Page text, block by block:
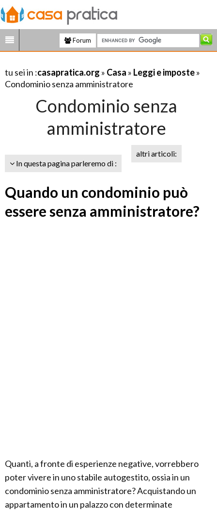
Forum
tu sei in :casapratica.org » Casa » Leggi e imposte»
Condominio senza amministratore
Condominio senza
amministratore
In questa pagina parleremo di :
altri articoli:
Quando un condominio può
essere senza amministratore?
Quanti, a fronte di esperienze negative, vorrebbero
poter vivere in uno stabile autogestito, ossia in un
condominio senza amministratore? Acquistando un
appartamento in un palazzo con determinate